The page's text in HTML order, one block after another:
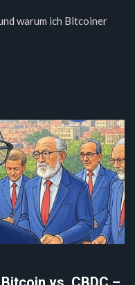
warum ich Bitcoiner